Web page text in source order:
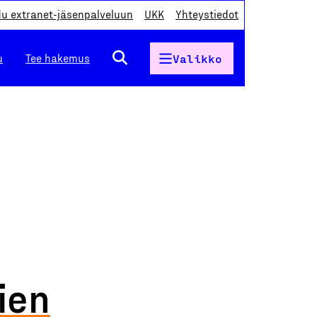
extranet-jäsenpalveluun UKK Yhteystiedot
Tee hakemus Valikko